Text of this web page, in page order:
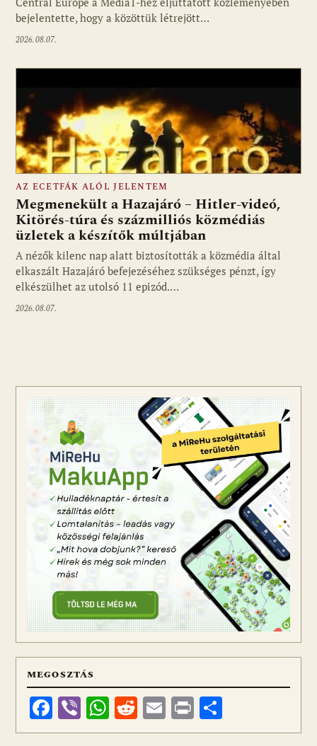
bejelentette, hogy a közöttük létrejött…
2026.08.07.
Fotó: media1.hu
AZ ECETFÁK ALÓL JELENTEM
Megmenekült a Hazajáró – Hitler-videó,
Kitörés-túra és százmilliós közmédiás
üzletek a készítők múltjában
A nézők kilenc nap alatt biztosították a közmédia által
elkaszált Hazajáró befejezéséhez szükséges pénzt, így
elkészülhet az utolsó 11 epizód.…
2026.08.07.
MEGOSZTÁS
Facebook
ViberWhatsApp
Reddit
Email
Print
meg